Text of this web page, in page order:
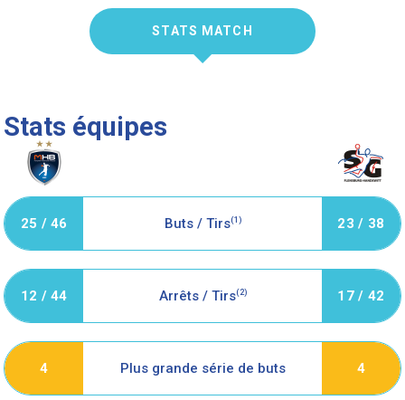
STATS MATCH
Stats équipes
25 / 46 Buts / Tirs(1) 23 / 38
12 / 44 Arrêts / Tirs(2) 17 / 42
4 Plus grande série de buts 4